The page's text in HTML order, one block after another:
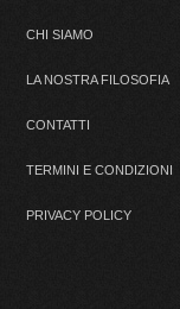
CHI SIAMO
LA NOSTRA FILOSOFIA
CONTATTI
TERMINI E CONDIZIONI
PRIVACY POLICY